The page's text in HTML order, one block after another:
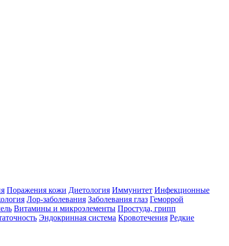
Поражения кожи Диетология Иммунитет Инфекционные
Лор-заболевания Заболевания глаз Геморрой
Витамины и микроэлементы Простуда, грипп
Эндокринная система Кровотечения Редкие